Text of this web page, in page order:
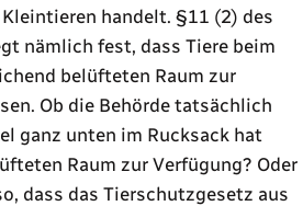
handelt. §11 (2) des
nämlich fest, dass Tiere beim
belüfteten Raum zur
Ob die Behörde tatsächlich
ganz unten im Rucksack hat
Raum zur Verfügung? Oder
dass das Tierschutzgesetz aus